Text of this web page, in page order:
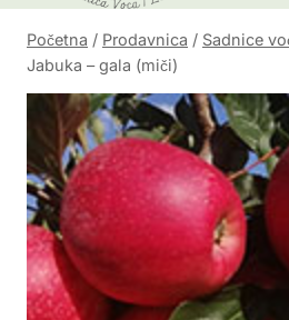
Početna / Prodavnica / Sadnice
Jabuka – gala (miči)